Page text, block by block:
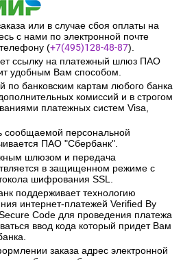
картой через запрос
или в случае сбоя оплаты на
с нами по электронной почте
(
ссылку на платежный шлюз ПАО
удобным Вам способом.
по банковским картам любого банка
комиссий и в строгом
платежных систем Visa,
сообщаемой персональной
ПАО "Сбербанк".
шлюзом и передача
в защищенном режиме с
шифрования SSL.